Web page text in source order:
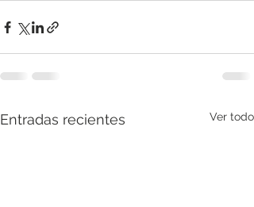
Entradas recientes Ver todo